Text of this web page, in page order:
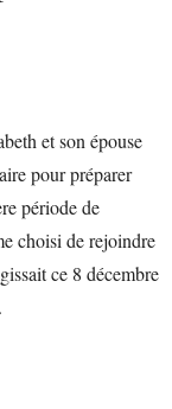
et son épouse
pour préparer
période de
choisi de rejoindre
ce 8 décembre